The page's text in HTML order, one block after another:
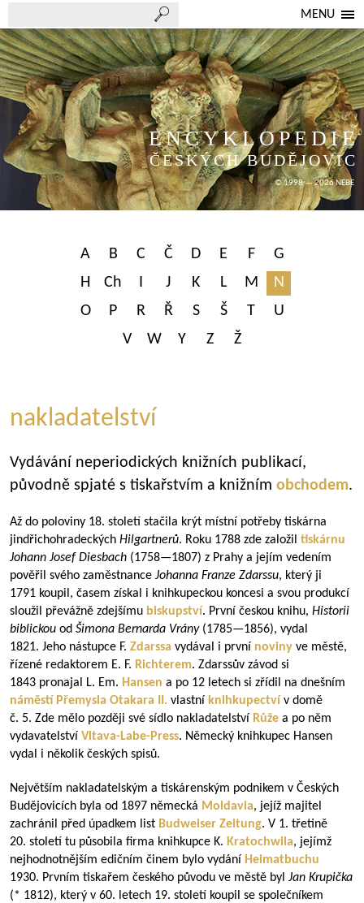
MENU
ENCYKLOPEDIE
ČESKÝCH BUDĚJOVIC
© 1998 — 2026 NEBE
A B C Č D E F
G
H
Ch I J K L M
N
O
P R Ř S Š T
U
V
W Y Z Ž
nakladatelství
Vydávání neperiodických knižních publikací,
původně spjaté s tiskařstvím a knižním obchodem.
Až do poloviny 18. století stačila krýt místní potřeby tiskárna
jindřichohradeckých Hilgartnerů. Roku 1788 zde založil tiskárnu
Johann Josef Diesbach (1758—1807) z Prahy a jejím vedením
pověřil svého zaměstnance Johanna Franze Zdarssu, který ji
1791 koupil, časem získal i knihkupeckou koncesi a svou produkcí
sloužil převážně zdejšímu biskupství. První českou knihu, Historii
biblickou od Šimona Bernarda Vrány(1785—1856), vydal
1821. Jeho nástupce F. Zdarssa vydával i první noviny ve městě,
řízené redaktorem E. F. Richterem. Zdarssův závod si
1843 pronajal L. Em. Hansen a po 12 letech si zřídil na dnešním
náměstí Přemysla Otakara II. vlastní knihkupectví v domě
č. 5. Zde mělo později své sídlo nakladatelství Růže a po něm
vydavatelství Vltava-Labe-Press. Německý knihkupec Hansen
vydal i několik českých spisů.
Největším nakladatelským a tiskárenským podnikem v Českých
Budějovicích byla od 1897 německá Moldavia, jejíž majitel
zachránil před úpadkem list Budweiser Zeitung. V 1. třetině
20. století tu působila firma knihkupce K. Kratochwila, jejímž
nejhodnotnějším edičním činem bylo vydání Heimatbuchu
1930. Prvním tiskařem českého původu ve městě byl Jan Krupička
(* 1812), který v 60. letech 19. století koupil se společníkem